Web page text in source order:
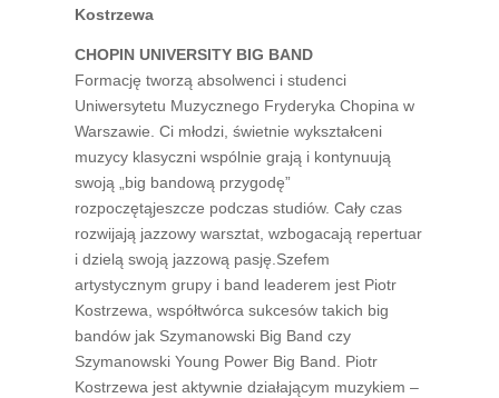
Kostrzewa
CHOPIN UNIVERSITY BIG BAND
Formację tworzą absolwenci i studenci
Uniwersytetu Muzycznego Fryderyka Chopina w
Warszawie. Ci młodzi, świetnie wykształceni
muzycy klasyczni wspólnie grają i kontynuują
swoją „big bandową przygodę”
rozpoczętąjeszcze podczas studiów. Cały czas
rozwijają jazzowy warsztat, wzbogacają repertuar
i dzielą swoją jazzową pasję.Szefem
artystycznym grupy i band leaderem jest Piotr
Kostrzewa, współtwórca sukcesów takich big
bandów jak Szymanowski Big Band czy
Szymanowski Young Power Big Band. Piotr
Kostrzewa jest aktywnie działającym muzykiem –